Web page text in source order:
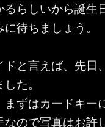
るらしいから誕生
待ちましょう。
ドと言えば、先日
た。
まずはカードキー
なので写真はお許